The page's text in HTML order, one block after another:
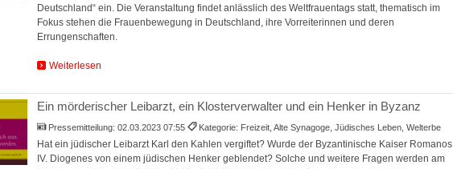
Deutschland“ ein. Die Veranstaltung findet anlässlich des Weltfrauentags statt, thematisch im
Fokus stehen die Frauenbewegung in Deutschland, ihre Vorreiterinnen und deren
Errungenschaften.
Weiterlesen
Ein mörderischer Leibarzt, ein Klosterverwalter und ein Henker in Byzanz
Pressemitteilung:02.03.2023 07:55 Kategorie: Freizeit, Alte Synagoge, Jüdisches Leben, Welterbe
Hat ein jüdischer Leibarzt Karl den Kahlen vergiftet? Wurde der Byzantinische Kaiser Romanos
IV. Diogenes von einem jüdischen Henker geblendet? Solche und weitere Fragen werden am